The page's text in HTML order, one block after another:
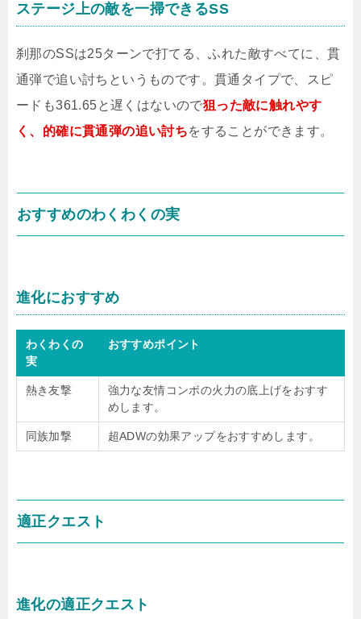
ステージ上の敵を一掃できるSS
刹那のSSは25ターンで打てる、ふれた敵すべてに、貫
通弾で追い討ちというものです。貫通タイプで、スピ
ードも361.65と遅くはないので狙った敵に触れやす
く、的確に貫通弾の追い討ちをすることができます。
おすすめのわくわくの実
進化におすすめ
わくわくの
実
おすすめポイント
熱き友撃
強力な友情コンボの火力の底上げをおすす
めします。
同族加撃 超ADWの効果アップをおすすめします。
適正クエスト
進化の適正クエスト